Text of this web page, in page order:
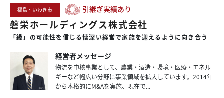
福島・いわき市 引継ぎ実績あり
磐栄ホールディングス株式会社
「縁」の可能性を信じる懐深い経営で家族を迎えるように向き合う
経営者メッセージ
物流を中核事業として、農業・酒造・環境・医療・エネル
ギーなど幅広い分野に事業領域を拡大しています。2014年
から本格的にM&Aを実施、現在で...